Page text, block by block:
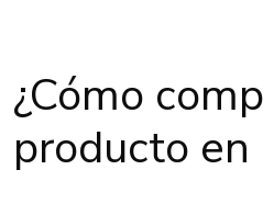
¿Cómo
producto